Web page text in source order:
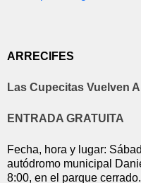
ARRECIFES
Las Cupecitas Vuelven
ENTRADA GRATUITA
Fecha, hora y lugar:
autódromo municipal
8:00, en el parque cerrado.